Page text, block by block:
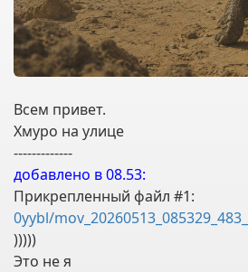
Всем привет.
Хмуро на улице
-------------
добавлено в 08.53:
Прикрепленный файл #1:
0yybl/
)))))
Это не я